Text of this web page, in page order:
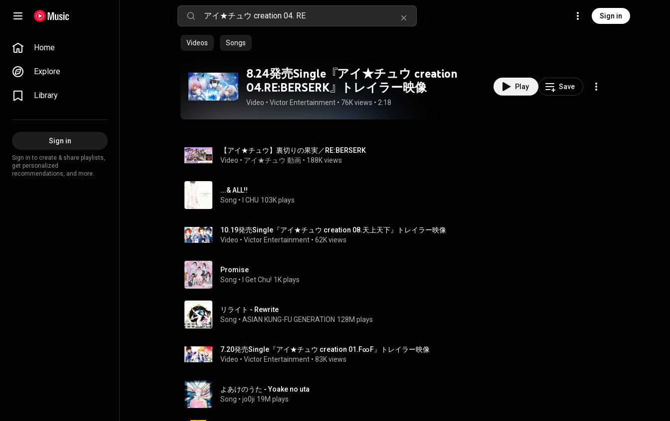
Sign in
Home
Explore
Library
Sign in
Sign in to create & share playlists,
get personalized
recommendations, and more.
Videos Songs
8.24発売Single『アイ★チュウ creation
04.RE:BERSERK』トレイラー映像
Video • Victor Entertainment • 76K views • 2:18
Play Save
【アイ★チュウ】裏切りの果実／RE:BERSERK
Video • アイ★チュウ 動画 • 188K views
...& ALL!!
Song • I CHU 103K plays
10.19発売Single『アイ★チュウ creation 08.天上天下』トレイラー映像
Video • Victor Entertainment • 62K views
Promise
Song • I Get Chu! 1K plays
リライト - Rewrite
Song • ASIAN KUNG-FU GENERATION 128M plays
7.20発売Single『アイ★チュウ creation 01.F∞F』トレイラー映像
Video • Victor Entertainment • 83K views
よあけのうた - Yoake no uta
Song • jo0ji 19M plays